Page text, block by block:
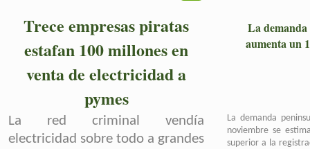
Trece empresas piratas
estafan 100 millones en
venta de electricidad a
pymes
La demanda
aumenta un
La red criminal vendía
electricidad sobre todo a grandes
La demanda
noviembre se
superior a la